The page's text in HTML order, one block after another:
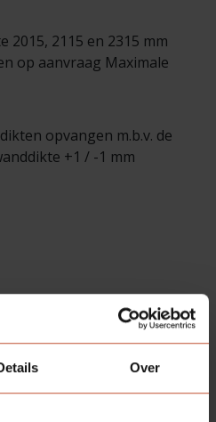
Over
2015, 2115 en 2315 mm
op aanvraag Maximale
opvangen m.b.v. de
+1 / -1 mm
60 µm
mixed-label gecertificeerd